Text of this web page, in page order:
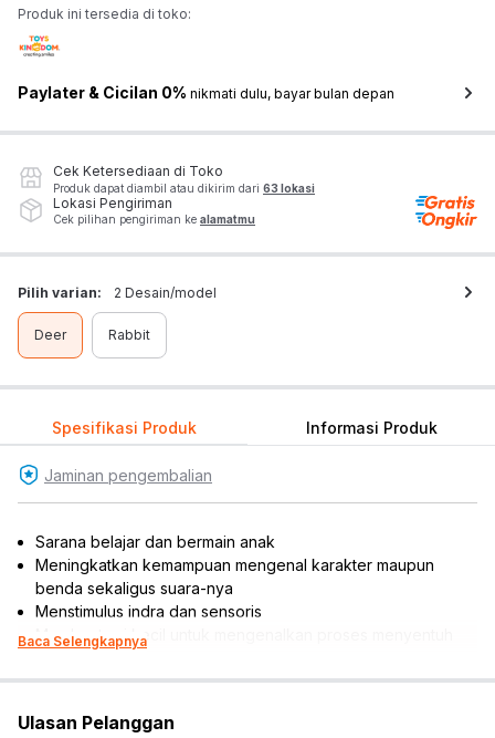
Produk ini tersedia di toko:
Paylater & Cicilan 0% nikmati dulu, bayar bulan depan
Cek Ketersediaan di Toko
Produk dapat diambil atau dikirim dari 63 lokasi
Lokasi Pengiriman
Cek pilihan pengiriman ke alamatmu
Pilih varian: 2 Desain/model
Deer Rabbit
Spesifikasi Produk Informasi Produk
Jaminan pengembalian
Sarana belajar dan bermain anak
Meningkatkan kemampuan mengenal karakter maupun
benda sekaligus suara-nya
Menstimulus indra dan sensoris
Membantu si kecil untuk mengenalkan proses menyentuh
Melatih kemampuan kognitif, kreativitas, daya imajinatif, dan
Desain meyerupai mobile phone yang pas dan nyaman
Baca Selengkapnya
Ulasan Pelanggan